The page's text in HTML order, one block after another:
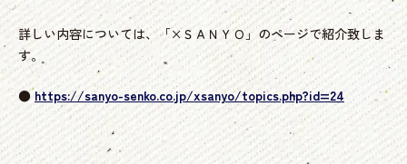
詳しい内容については、「×ＳＡＮＹＯ」のページで紹介致しま
す。
●https://sanyo-senko.co.jp/xsanyo/topics.php?id=24